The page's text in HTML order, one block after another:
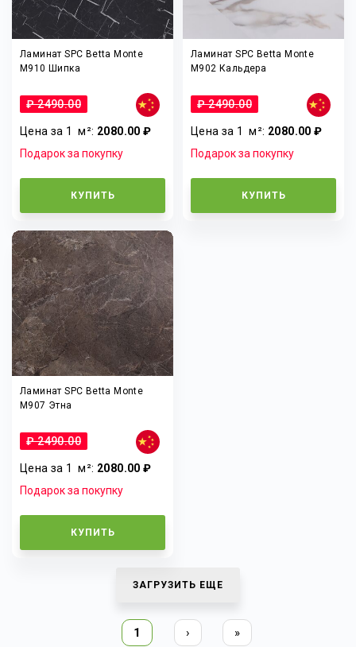
Ламинат SPC Betta Monte
M910 Шипка
₽ 2490.00
Цена за 1м²: 2080.00 ₽
Подарок за покупку
КУПИТЬ
Ламинат SPC Betta Monte
M902 Кальдера
₽ 2490.00
Цена за 1м²: 2080.00 ₽
Подарок за покупку
КУПИТЬ
Ламинат SPC Betta Monte
M907 Этна
₽ 2490.00
Цена за 1м²: 2080.00 ₽
Подарок за покупку
КУПИТЬ
ЗАГРУЗИТЬ ЕЩЕ
1 › »